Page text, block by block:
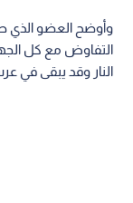
وأوضح العضو الذي
التفاوض مع كل
النار وقد يبقى في